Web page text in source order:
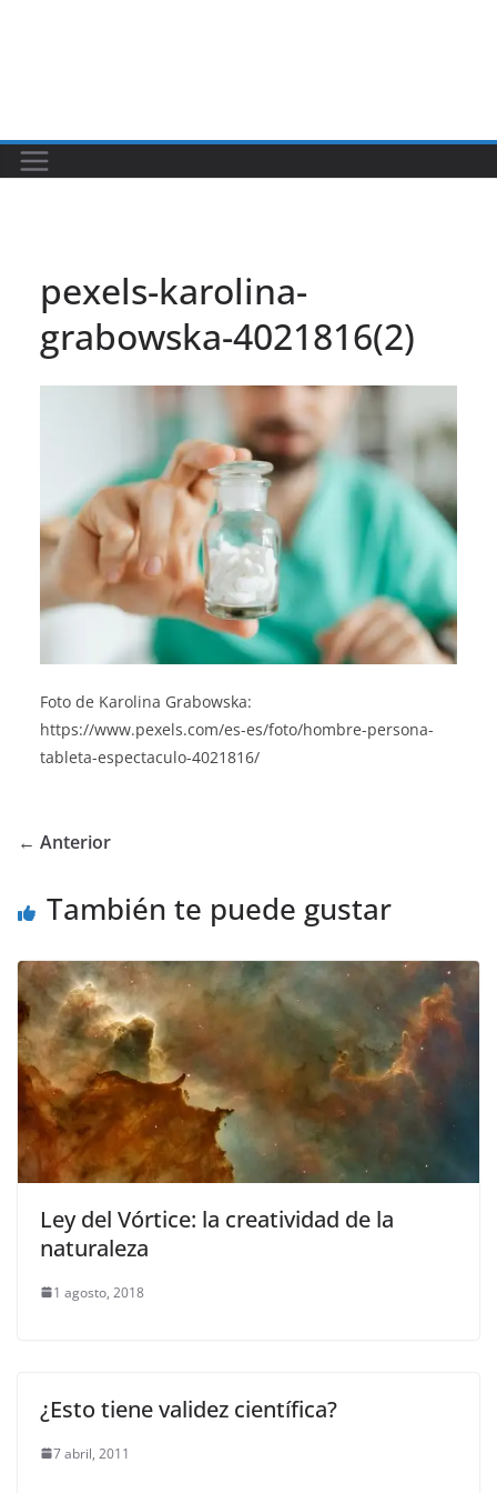
pexels-karolina-
grabowska-4021816(2)
Foto de Karolina Grabowska:
https://www.pexels.com/es-es/foto/hombre-persona-
tableta-espectaculo-4021816/
← Anterior
También te puede gustar
Ley del Vórtice: la creatividad de la
naturaleza
1 agosto, 2018
¿Esto tiene validez científica?
7 abril, 2011